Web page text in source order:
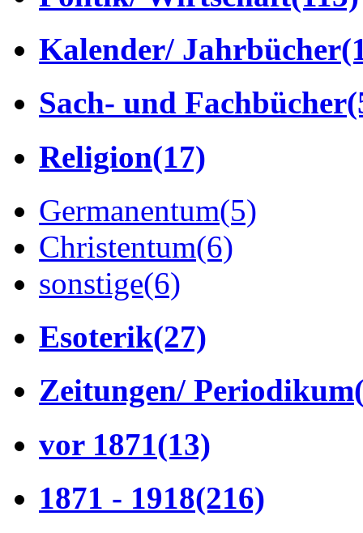
Kalender/ Jahrbücher
Sach- und Fachbücher
Religion(17)
Germanentum(5)
Christentum(6)
sonstige(6)
Esoterik(27)
Zeitungen/ Periodikum
vor 1871(13)
1871 - 1918(216)